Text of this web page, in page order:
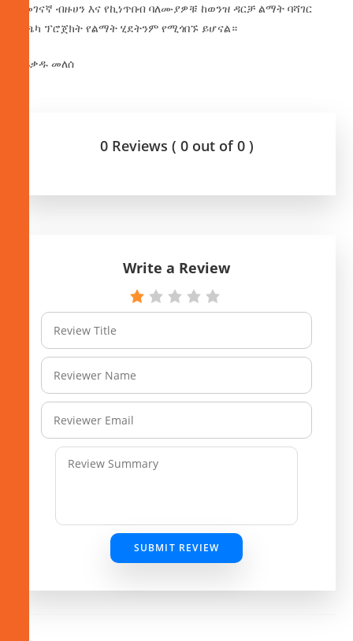
የመገናኛ ብዙሀን እና የኪነጥበብ ባለሙያዎቹ ከወንዝ ዳርቻ ልማት ባሻገር
የጫካ ፕሮጀክት የልማት ሂደትንም የሚጎበኙ ይሆናል።
በፍቃዱ መለሰ
0 Reviews ( 0 out of 0 )
Write a Review
SUBMIT REVIEW